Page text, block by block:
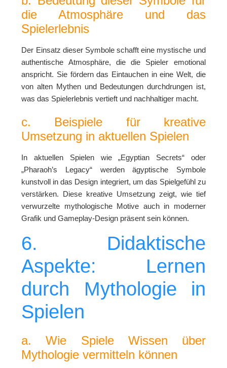
die Atmosphäre und das
Spielerlebnis
Der Einsatz dieser Symbole schafft eine mystische und
authentische Atmosphäre, die die Spieler emotional
anspricht. Sie fördern das Eintauchen in eine Welt, die
von alten Mythen und Bedeutungen durchdrungen ist,
was das Spielerlebnis vertieft und nachhaltiger macht.
c. Beispiele für kreative
Umsetzung in aktuellen Spielen
In aktuellen Spielen wie „Egyptian Secrets“ oder
„Pharaoh’s Legacy“ werden ägyptische Symbole
kunstvoll in das Design integriert, um das Spielgefühl zu
verstärken. Diese kreative Umsetzung zeigt, wie tief
verwurzelte mythologische Motive auch in moderner
Grafik und Gameplay-Design präsent sein können.
6. Didaktische
Aspekte: Lernen
durch Mythologie in
Spielen
a. Wie Spiele Wissen über
Mythologie vermitteln können